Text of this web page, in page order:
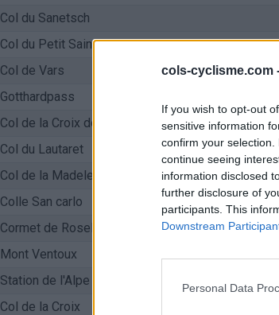
cols-cyclisme.com
If you wish to opt-out
sensitive information
confirm your
continue seeing
information disclosed
further disclosure of
participants. This
Downstream
Personal Data
Col du Sanetsch
Col du Petit Saint-Bernard
Col de Vars
Gotthardpass
Col de la Croix de Fer
Col du Lautaret
Col de la Madeleine
Colle San carlo
Cormet de Roselend
Mont Ventoux
Station de l'Alpe d'Huez
Col de la Croix